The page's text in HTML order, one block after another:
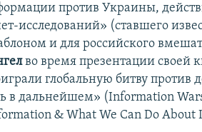
против Украины,
исследований» (ставшего
и для российского
во время презентации
глобальную битву против
в дальнейшем» (Information
& What We Can Do About